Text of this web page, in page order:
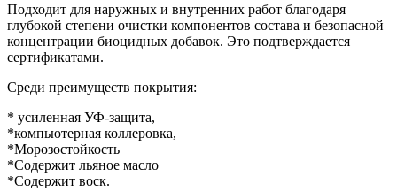
Подходит для наружных и внутренних работ благодаря
глубокой степени очистки компонентов состава и безопасной
концентрации биоцидных добавок. Это подтверждается
сертификатами.
Среди преимуществ покрытия:
* усиленная УФ-защита,
*компьютерная коллеровка,
*Морозостойкость
*Содержит льяное масло
*Содержит воск.